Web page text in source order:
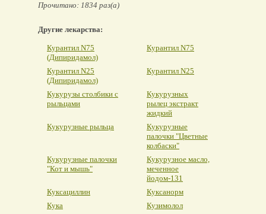
Прочитано: 1834 раз(а)
Другие лекарства:
Курантил N75
(Дипиридамол)
Курантил N75
Курантил N25
(Дипиридамол)
Курантил N25
Кукурузы столбики с
рыльцами
Кукурузных
рылец экстракт
жидкий
Кукурузные рыльца
Кукурузные
палочки "Цветные
колбаски"
Кукурузные палочки
"Кот и мышь"
Кукурузное масло,
меченное
йодом-131
Куксациллин
Куксанорм
Кука
Кузимолол